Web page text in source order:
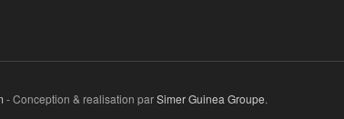
- Conception & realisation parSimer Guinea Groupe.